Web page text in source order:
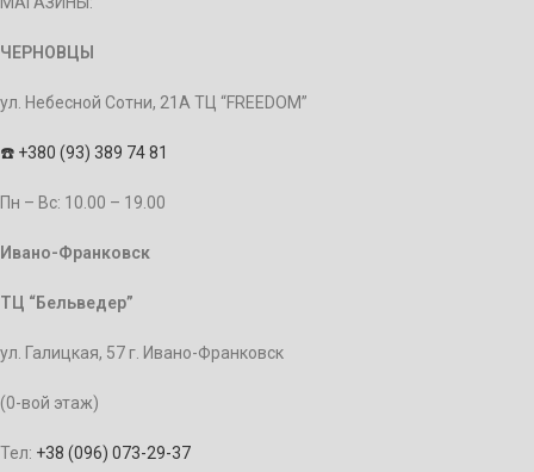
ЧЕРНОВЦЫ
ул. Небесной Сотни, 21А ТЦ “FREEDOM”
☎️ +380 (93) 389 74 81
Пн – Bc: 10.00 – 19.00
Ивано-Франковск
ТЦ “Бельведер”
ул. Галицкая, 57 г. Ивано-Франковск
(0-вой этаж)
Тел: +38 (096) 073-29-37